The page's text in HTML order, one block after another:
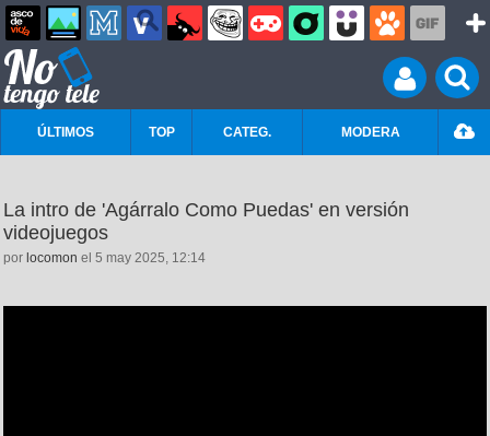
ÚLTIMOS TOP CATEG. MODERA
La intro de 'Agárralo Como Puedas' en versión
videojuegos
por locomon el 5 may 2025, 12:14